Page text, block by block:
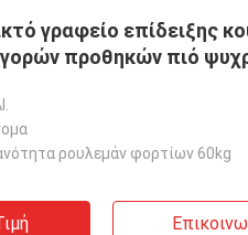
γραφείο επίδειξης
προθηκών πιό
ρουλεμάν φορτίων 60kg